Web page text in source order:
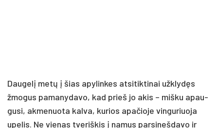
Dau­ge­lį me­tų į šias apy­lin­kes at­si­tik­ti­nai už­kly­dęs
žmo­gus pa­ma­ny­da­vo, kad prieš jo akis – miš­ku apau­
gu­si, ak­me­nuo­ta kal­va, ku­rios apa­čio­je vin­gu­riuo­ja
upe­lis. Ne vie­nas tve­riš­kis į na­mus par­si­neš­da­vo ir